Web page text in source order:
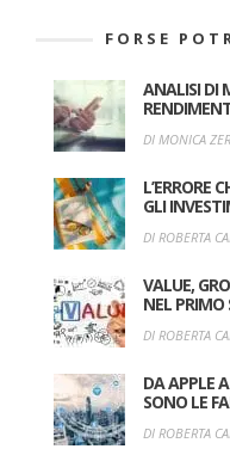
FORSE
ANALISI DI
DI MONICA
L’ERRORE
GLI
DI ROBERTA
VALUE,
NEL PRIMO
DI ROBERTA
DA APPLE
SONO LE
DI ROBERTA